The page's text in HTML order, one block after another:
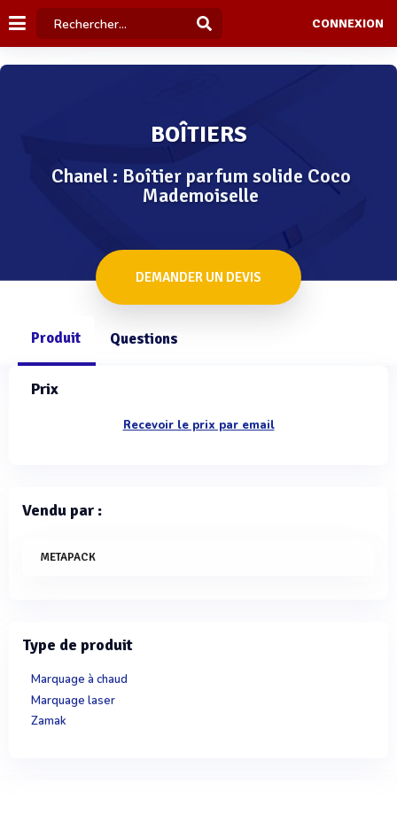
CONNEXION
BOÎTIERS
Chanel : Boîtier parfum solide Coco
Mademoiselle
DEMANDER UN DEVIS
Produit Questions
Prix
Recevoir le prix par email
Vendu par :
METAPACK
Type de produit
Marquage à chaud
Marquage laser
Zamak